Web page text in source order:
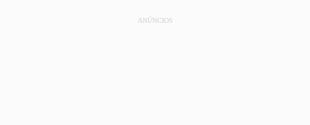
ANÚNCIOS